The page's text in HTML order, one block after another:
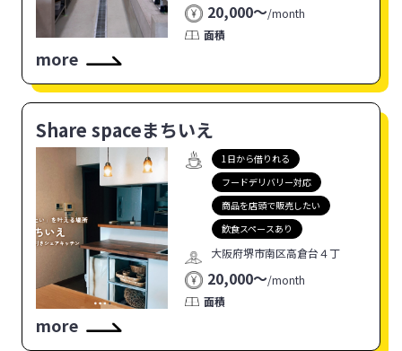
20,000〜/month
面積
more
Share spaceまちいえ
1日から借りれる
フードデリバリー対応
商品を店頭で販売したい
飲食スペースあり
大阪府堺市南区高倉台４丁
20,000〜/month
面積
more